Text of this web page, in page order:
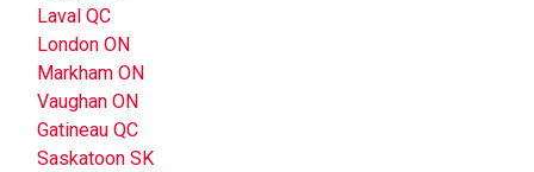
Laval QC
London ON
Markham ON
Vaughan ON
Gatineau QC
Saskatoon SK